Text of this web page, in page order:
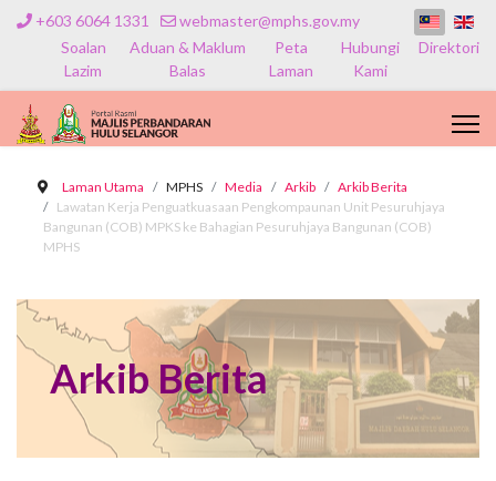
+603 6064 1331
webmaster@mphs.gov.my
Soalan
Lazim
Aduan & Maklum
Balas
Peta
Laman
Hubungi
Kami
Direktori
Laman Utama MPHS Media Arkib
Arkib Berita
Lawatan Kerja Penguatkuasaan Pengkompaunan Unit Pesuruhjaya
Bangunan (COB) MPKS ke Bahagian Pesuruhjaya Bangunan (COB)
MPHS
Arkib Berita